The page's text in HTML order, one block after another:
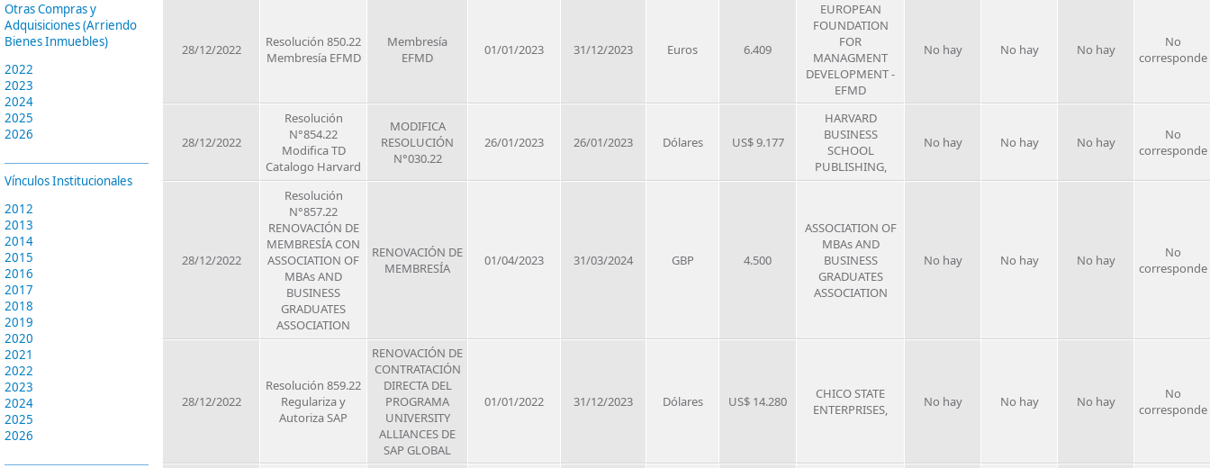
Otras Compras y
Adquisiciones (Arriendo
Bienes Inmuebles)
2022
2023
2024
2025
2026
Vínculos Institucionales
2012
2013
2014
2015
2016
2017
2018
2019
2020
2021
2022
2023
2024
2025
2026
28/12/2022
Resolución 850.22
Membresía EFMD
Membresía
EFMD
01/01/2023 31/12/2023 Euros 6.409
EUROPEAN
FOUNDATION
FOR
MANAGMENT
DEVELOPMENT -
EFMD
No hay No hay No hay
No
corresponde
28/12/2022
Resolución
N°854.22
Modifica TD
Catalogo Harvard
MODIFICA
RESOLUCIÓN
N°030.22
26/01/2023 26/01/2023 Dólares US$ 9.177
HARVARD
BUSINESS
SCHOOL
PUBLISHING,
No hay No hay No hay
No
corresponde
28/12/2022
Resolución
N°857.22
RENOVACIÓN DE
MEMBRESÍA CON
ASSOCIATION OF
MBAs AND
BUSINESS
GRADUATES
ASSOCIATION
RENOVACIÓN DE
MEMBRESÍA
01/04/2023 31/03/2024 GBP 4.500
ASSOCIATION OF
MBAs AND
BUSINESS
GRADUATES
ASSOCIATION
No hay No hay No hay
No
corresponde
28/12/2022
Resolución 859.22
Regulariza y
Autoriza SAP
RENOVACIÓN DE
CONTRATACIÓN
DIRECTA DEL
PROGRAMA
UNIVERSITY
ALLIANCES DE
SAP GLOBAL
01/01/2022 31/12/2023 Dólares US$ 14.280
CHICO STATE
ENTERPRISES,
No hay No hay No hay
No
corresponde